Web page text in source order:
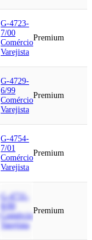
G-4723-
7/00
Comércio
Varejista
Premium
G-4729-
6/99
Comércio
Varejista
Premium
G-4754-
7/01
Comércio
Varejista
Premium
G-4731-
8/00
Comércio
Varejista
Premium